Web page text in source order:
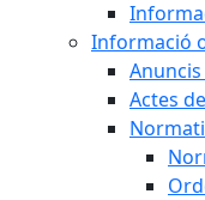
Informació
Actes